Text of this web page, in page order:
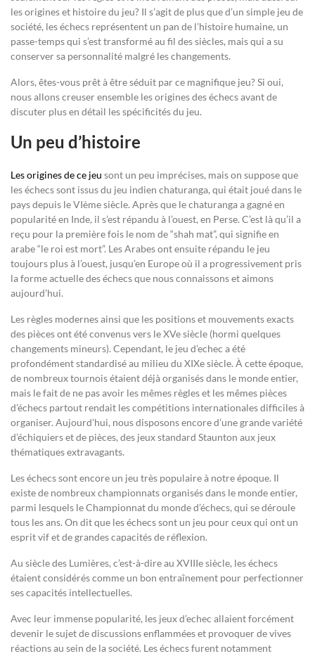
les origines et histoire du jeu? Il s’agit de plus que d’un simple jeu de
société, les échecs représentent un pan de l’histoire humaine, un
passe-temps qui s’est transformé au fil des siècles, mais qui a su
conserver sa personnalité malgré les changements.
Alors, êtes-vous prêt à être séduit par ce magnifique jeu? Si oui,
nous allons creuser ensemble les origines des échecs avant de
discuter plus en détail les spécificités du jeu.
Un peu d’histoire
Les origines de ce jeu sont un peu imprécises, mais on suppose que
les échecs sont issus du jeu indien chaturanga, qui était joué dans le
pays depuis le VIème siècle. Après que le chaturanga a gagné en
popularité en Inde, il s’est répandu à l’ouest, en Perse. C’est là qu’il a
reçu pour la première fois le nom de “shah mat”, qui signifie en
arabe “le roi est mort”. Les Arabes ont ensuite répandu le jeu
toujours plus à l’ouest, jusqu’en Europe où il a progressivement pris
la forme actuelle des échecs que nous connaissons et aimons
aujourd’hui.
Les règles modernes ainsi que les positions et mouvements exacts
des pièces ont été convenus vers le XVe siècle (hormi quelques
changements mineurs). Cependant, le jeu d’echec a été
profondément standardisé au milieu du XIXe siècle. À cette époque,
de nombreux tournois étaient déjà organisés dans le monde entier,
mais le fait de ne pas avoir les mêmes règles et les mêmes pièces
d’échecs partout rendait les compétitions internationales difficiles à
organiser. Aujourd’hui, nous disposons encore d’une grande variété
d’échiquiers et de pièces, des jeux standard Staunton aux jeux
thématiques extravagants.
Les échecs sont encore un jeu très populaire à notre époque. Il
existe de nombreux championnats organisés dans le monde entier,
parmi lesquels le Championnat du monde d’échecs, qui se déroule
tous les ans. On dit que les échecs sont un jeu pour ceux qui ont un
esprit vif et de grandes capacités de réflexion.
Au siècle des Lumières, c’est-à-dire au XVIIIe siècle, les échecs
étaient considérés comme un bon entraînement pour perfectionner
ses capacités intellectuelles.
Avec leur immense popularité, les jeux d’echec allaient forcément
devenir le sujet de discussions enflammées et provoquer de vives
réactions au sein de la société. Les échecs furent notamment